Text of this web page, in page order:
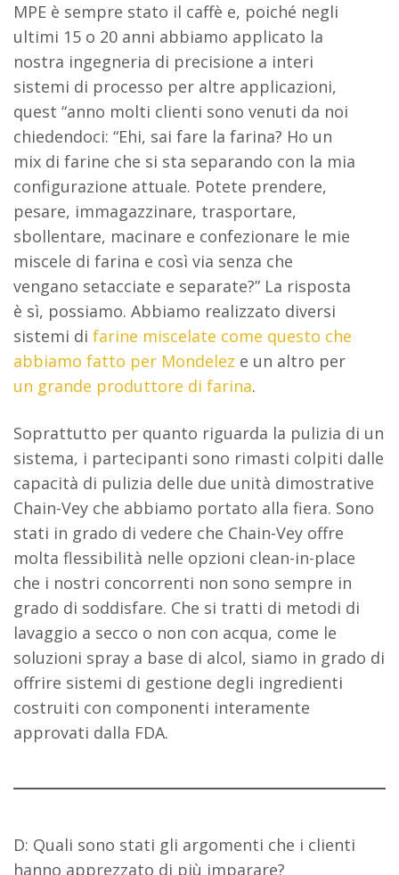
MPE è sempre stato il caffè e, poiché negli
ultimi 15 o 20 anni abbiamo applicato la
nostra ingegneria di precisione a interi
sistemi di processo per altre applicazioni,
quest “anno molti clienti sono venuti da noi
chiedendoci: “Ehi, sai fare la farina? Ho un
mix di farine che si sta separando con la mia
configurazione attuale. Potete prendere,
pesare, immagazzinare, trasportare,
sbollentare, macinare e confezionare le mie
miscele di farina e così via senza che
vengano setacciate e separate?” La risposta
è sì, possiamo. Abbiamo realizzato diversi
sistemi di farine miscelate come questo che
abbiamo fatto per Mondelez e un altro per
un grande produttore di farina.
Soprattutto per quanto riguarda la pulizia di un
sistema, i partecipanti sono rimasti colpiti dalle
capacità di pulizia delle due unità dimostrative
Chain-Vey che abbiamo portato alla fiera. Sono
stati in grado di vedere che Chain-Vey offre
molta flessibilità nelle opzioni clean-in-place
che i nostri concorrenti non sono sempre in
grado di soddisfare. Che si tratti di metodi di
lavaggio a secco o non con acqua, come le
soluzioni spray a base di alcol, siamo in grado di
offrire sistemi di gestione degli ingredienti
costruiti con componenti interamente
approvati dalla FDA.
D: Quali sono stati gli argomenti che i clienti
hanno apprezzato di più imparare?